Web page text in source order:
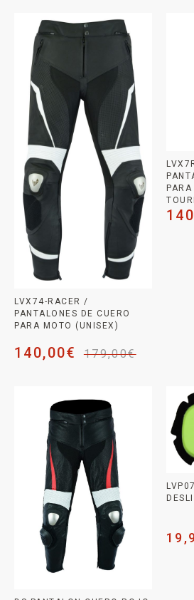
LVX74-RACER /
PANTALONES DE CUERO
PARA MOTO (UNISEX)
179,00€
140,00€